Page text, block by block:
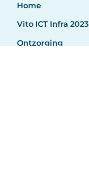
Home
Vito ICT Infra 2023
Ontzorging